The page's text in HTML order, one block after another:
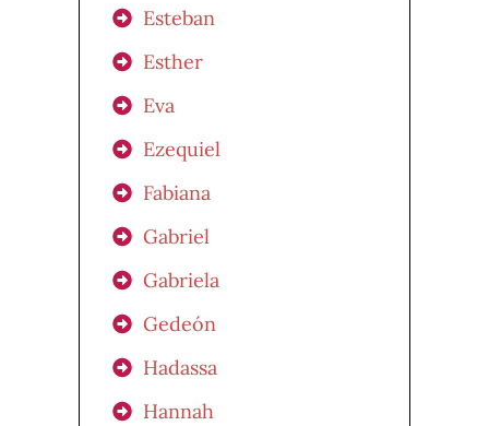
Esteban
Esther
Eva
Ezequiel
Fabiana
Gabriel
Gabriela
Gedeón
Hadassa
Hannah